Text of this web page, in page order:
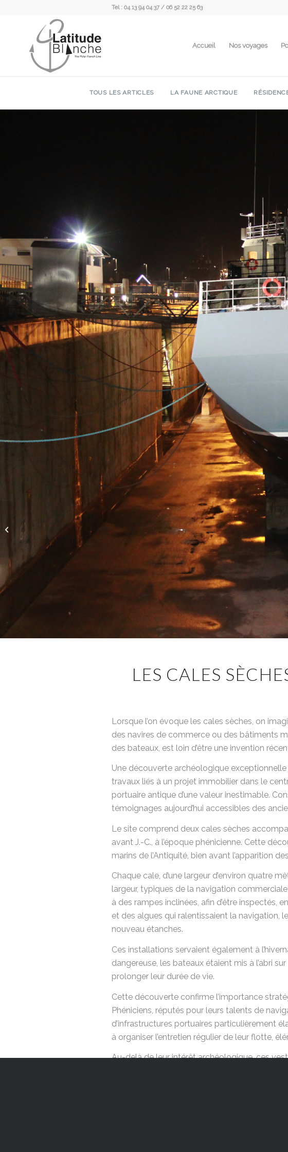
Tel : 04 13 94 04 37 / 06 52 22 25 63
Accueil Nos voyages
TOUS LES ARTICLES LA FAUNE ARCTIQUE
LES CALES
Lorsque l’on évoque les cales sèches, on
des navires de commerce ou des bâtiments
des bateaux, est loin d’être une invention
Une découverte archéologique
travaux liés à un projet immobilier dans le
portuaire antique d’une valeur inestimable.
témoignages aujourd’hui accessibles des
Le site comprend deux cales sèches
avant J.-C., à l’époque phénicienne. Cette
marins de l’Antiquité, bien avant l’apparition
Chaque cale, d’une largeur d’environ quatre
largeur, typiques de la navigation
à des rampes inclinées, afin d’être inspectés,
et des algues qui ralentissaient la navigation,
nouveau étanches.
Ces installations servaient également à
dangereuse, les bateaux étaient mis à l’abri
prolonger leur durée de vie.
Cette découverte confirme l’importance
Phéniciens, réputés pour leurs talents de
d’infrastructures portuaires particulièrement
à organiser l’entretien régulier de leur flotte,
Au-delà de leur intérêt archéologique, ces
Pourquoi les feuilles
changent-elles de
couleur en automne ?